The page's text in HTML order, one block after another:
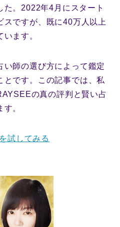
た。2022年4月にスタート
スですが、既に40万人以上
ます。
い師の選び方によって鑑定
とです。この記事では、私
の真の評判と賢い占
。
試してみる